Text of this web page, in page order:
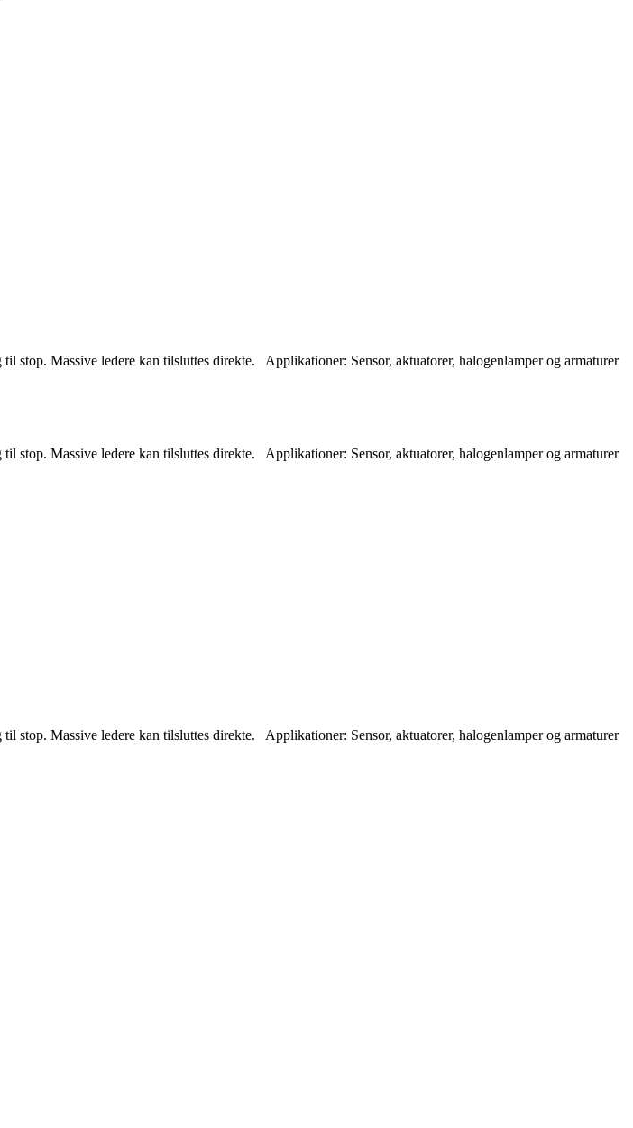
Massive ledere kan tilsluttes direkte. Applikationer: Sensor, aktuatorer, halogenlamper og armaturer
Massive ledere kan tilsluttes direkte. Applikationer: Sensor, aktuatorer, halogenlamper og armaturer
Massive ledere kan tilsluttes direkte. Applikationer: Sensor, aktuatorer, halogenlamper og armaturer